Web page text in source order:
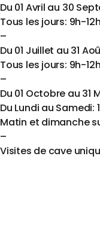
Du 01 Avril au 30
Tous les jours: 9h-
–
Du 01 Juillet au 31
Tous les jours: 9h-
–
Du 01 Octobre au 31
Du Lundi au Samedi:
Matin et dimanche
–
Visites de cave